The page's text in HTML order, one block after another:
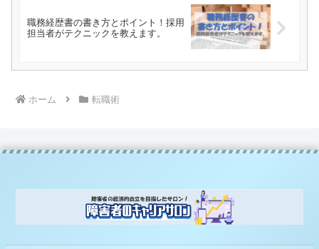
職務経歴書の書き方とポイント！採用
担当者がテクニックを教えます。
ホーム 転職術